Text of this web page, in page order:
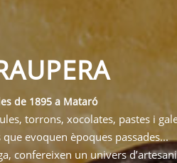
de 1895 a Mataró
torrons, xocolates, pastes i
evoquen èpoques passades...
confereixen un univers